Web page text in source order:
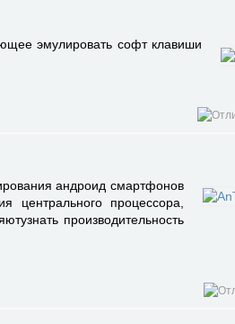
эмулировать софт клавиши
андроид смартфонов
центрального процессора,
производительность